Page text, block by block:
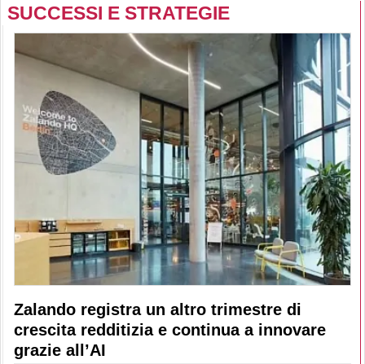
SUCCESSI E STRATEGIE
Zalando registra un altro trimestre di
crescita redditizia e continua a innovare
grazie all’AI